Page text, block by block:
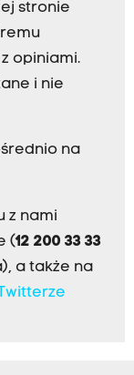
stronie
opiniami.
i nie
na
z nami
(12 200 33 33
a także na